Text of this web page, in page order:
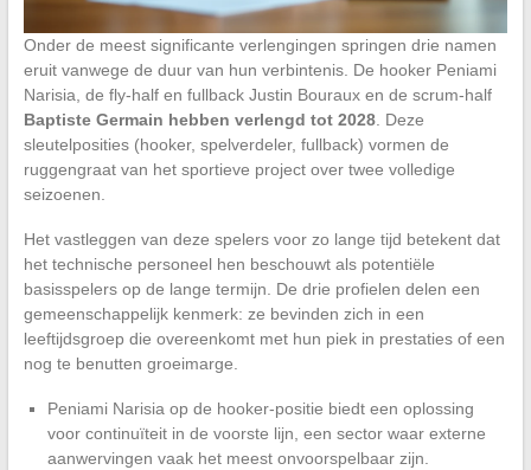
Onder de meest significante verlengingen springen drie namen
eruit vanwege de duur van hun verbintenis. De hooker Peniami
Narisia, de fly-half en fullback Justin Bouraux en de scrum-half
Baptiste Germain hebben verlengd tot 2028. Deze
sleutelposities (hooker, spelverdeler, fullback) vormen de
ruggengraat van het sportieve project over twee volledige
seizoenen.
Het vastleggen van deze spelers voor zo lange tijd betekent dat
het technische personeel hen beschouwt als potentiële
basisspelers op de lange termijn. De drie profielen delen een
gemeenschappelijk kenmerk: ze bevinden zich in een
leeftijdsgroep die overeenkomt met hun piek in prestaties of een
nog te benutten groeimarge.
Peniami Narisia op de hooker-positie biedt een oplossing
voor continuïteit in de voorste lijn, een sector waar externe
aanwervingen vaak het meest onvoorspelbaar zijn.